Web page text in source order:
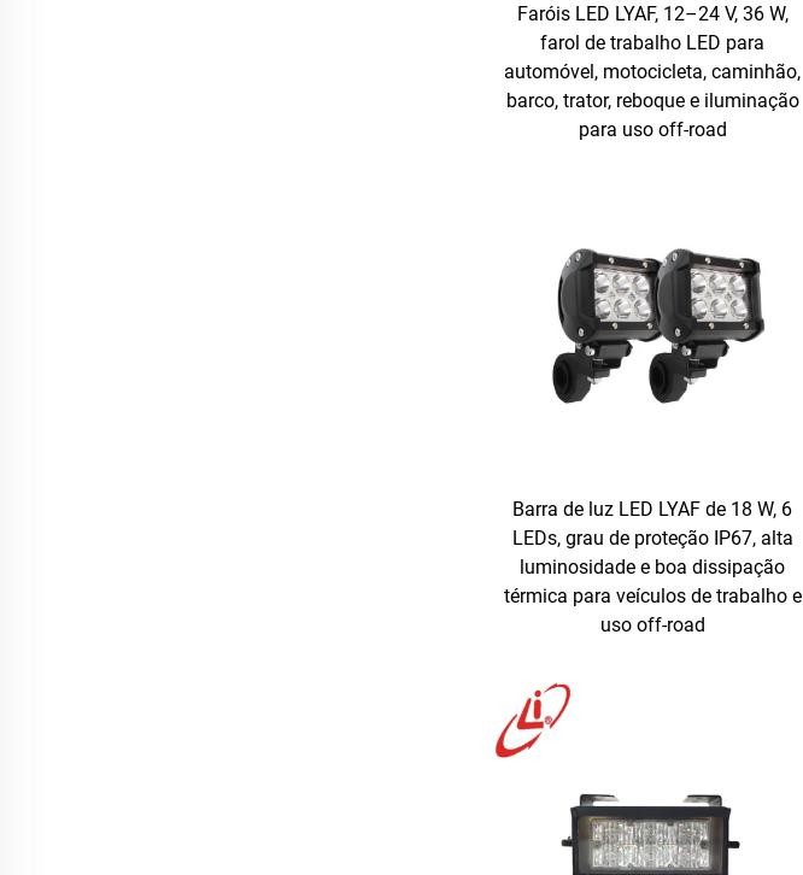
Faróis LED LYAF, 12–24 V, 36 W,
farol de trabalho LED para
automóvel, motocicleta, caminhão,
barco, trator, reboque e iluminação
para uso off-road
Barra de luz LED LYAF de 18 W, 6
LEDs, grau de proteção IP67, alta
luminosidade e boa dissipação
térmica para veículos de trabalho e
uso off-road